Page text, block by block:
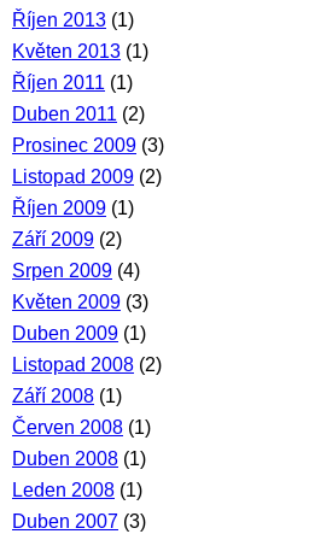
Říjen 2013 (1)
Květen 2013 (1)
Říjen 2011 (1)
Duben 2011 (2)
Prosinec 2009 (3)
Listopad 2009 (2)
Říjen 2009 (1)
Září 2009 (2)
Srpen 2009 (4)
Květen 2009 (3)
Duben 2009 (1)
Listopad 2008 (2)
Září 2008 (1)
Červen 2008 (1)
Duben 2008 (1)
Leden 2008 (1)
Duben 2007 (3)